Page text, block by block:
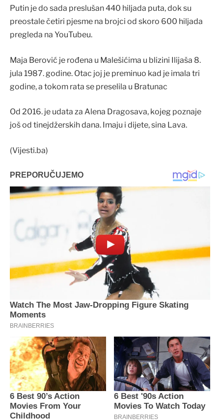
Putin je do sada preslušan 440 hiljada puta, dok su
preostale četiri pjesme na brojci od skoro 600 hiljada
pregleda na YouTubeu.
Maja Berović je rođena u Malešićima u blizini Ilijaša 8.
jula 1987. godine. Otac joj je preminuo kad je imala tri
godine, a tokom rata se preselila u Bratunac
Od 2016. je udata za Alena Dragosava, kojeg poznaje
još od tinejdžerskih dana. Imaju i dijete, sina Lava.
(Vijesti.ba)